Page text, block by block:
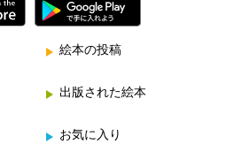
絵本の投稿
出版された絵本
お気に入り